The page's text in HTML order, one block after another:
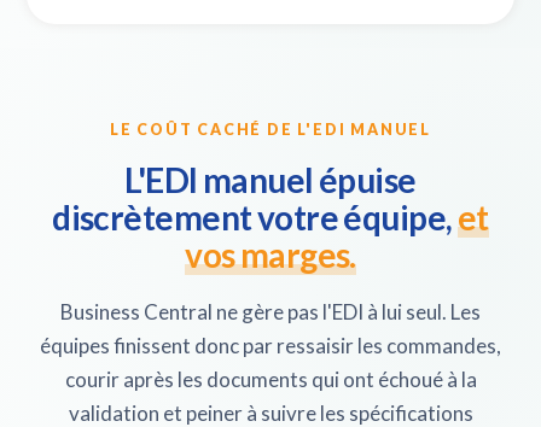
LE COÛT CACHÉ DE L'EDI MANUEL
L'EDI manuel épuise
discrètement votre équipe,et
vos marges.
Business Central ne gère pas l'EDI à lui seul. Les
équipes finissent donc par ressaisir les commandes,
courir après les documents qui ont échoué à la
validation et peiner à suivre les spécifications